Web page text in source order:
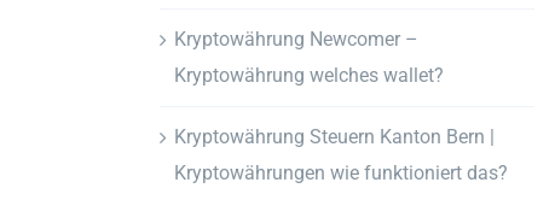
Kryptowährung Newcomer –
Kryptowährung welches wallet?
Kryptowährung Steuern Kanton Bern |
Kryptowährungen wie funktioniert das?